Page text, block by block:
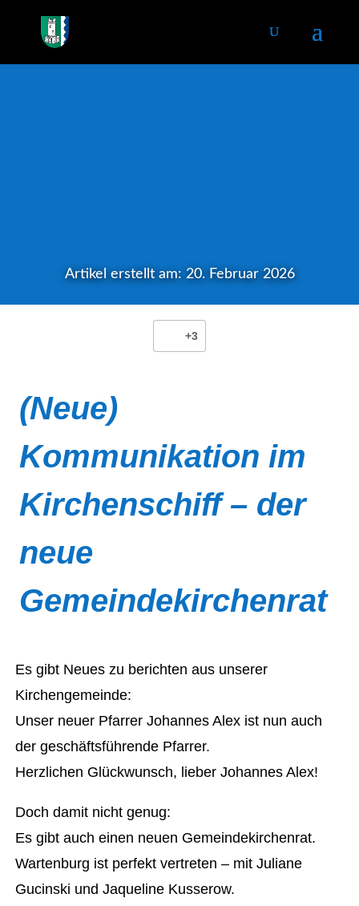
Artikel erstellt am: 20. Februar 2026
+3
(Neue)
Kommunikation im
Kirchenschiff – der
neue
Gemeindekirchenrat
Es gibt Neues zu berichten aus unserer
Kirchengemeinde:
Unser neuer Pfarrer Johannes Alex ist nun auch
der geschäftsführende Pfarrer.
Herzlichen Glückwunsch, lieber Johannes Alex!
Doch damit nicht genug:
Es gibt auch einen neuen Gemeindekirchenrat.
Wartenburg ist perfekt vertreten – mit Juliane
Gucinski und Jaqueline Kusserow.